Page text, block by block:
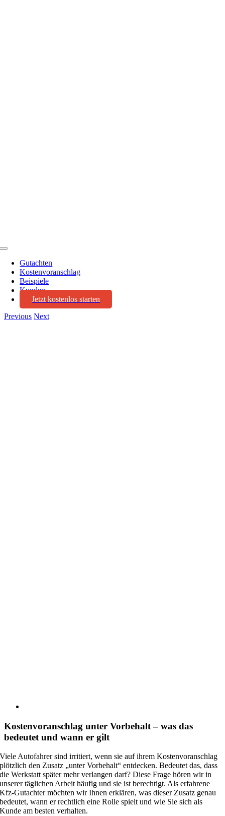
Toggle
NavigationGutachten
Kostenvoranschlag
Beispiele
Kunden
Jetzt kostenlos starten
Previous Next
Kostenvoranschlag unter Vorbehalt – was das
bedeutet und wann er gilt
Viele Autofahrer sind irritiert, wenn sie auf ihrem Kostenvoranschlag
plötzlich den Zusatz „unter Vorbehalt“ entdecken. Bedeutet das, dass
die Werkstatt später mehr verlangen darf? Diese Frage hören wir in
unserer täglichen Arbeit häufig und sie ist berechtigt. Als erfahrene
Kfz-Gutachter möchten wir Ihnen erklären, was dieser Zusatz genau
bedeutet, wann er rechtlich eine Rolle spielt und wie Sie sich als
Kunde am besten verhalten.